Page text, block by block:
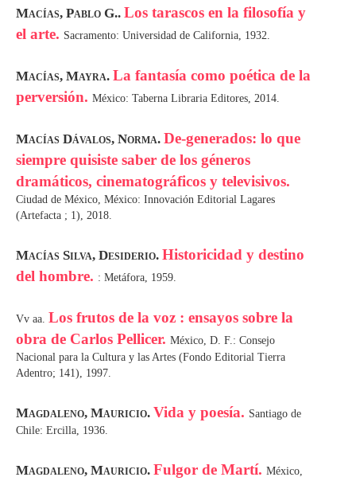
Macías, Pablo G.. Los tarascos en la filosofía y
el arte. Sacramento: Universidad de California, 1932.
Macías, Mayra. La fantasía como poética de la
perversión. México: Taberna Libraria Editores, 2014.
Macías Dávalos, Norma. De-generados: lo que
siempre quisiste saber de los géneros
dramáticos, cinematográficos y televisivos.
Ciudad de México, México: Innovación Editorial Lagares
(Artefacta ; 1), 2018.
Macías Silva, Desiderio. Historicidad y destino
del hombre. : Metáfora, 1959.
Vv aa. Los frutos de la voz : ensayos sobre la
obra de Carlos Pellicer. México, D. F.: Consejo
Nacional para la Cultura y las Artes (Fondo Editorial Tierra
Adentro; 141), 1997.
Magdaleno, Mauricio. Vida y poesía. Santiago de
Chile: Ercilla, 1936.
Magdaleno, Mauricio. Fulgor de Martí. México,